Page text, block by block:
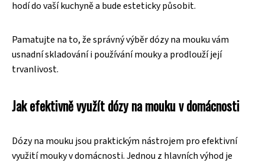
hodí do vaší kuchyně a bude esteticky působit.
Pamatujte na to, že správný výběr dózy na mouku vám
usnadní skladování i používání mouky a prodlouží její
trvanlivost.
Jak efektivně využít dózy na mouku v domácnosti
Dózy na mouku jsou praktickým nástrojem pro efektivní
využití mouky v domácnosti. Jednou z hlavních výhod je